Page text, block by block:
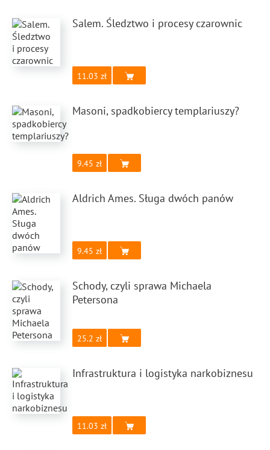
Salem. Śledztwo i procesy czarownic
11.03
Masoni, spadkobiercy templariuszy?
9.45
Aldrich Ames. Sługa dwóch panów
9.45
Schody, czyli sprawa Michaela
Petersona
25.2
Infrastruktura i logistyka narkobiznesu
11.03